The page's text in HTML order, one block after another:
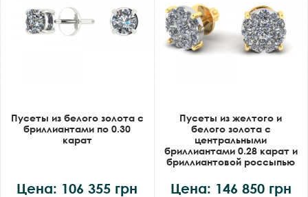
Пусеты из белого золота с
бриллиантами по 0.30
карат
Цена: 106 355 грн
Пусеты из желтого и
белого золота с
центральными
бриллиантами 0.28 карат и
бриллиантовой россыпью
Цена: 146 850 грн